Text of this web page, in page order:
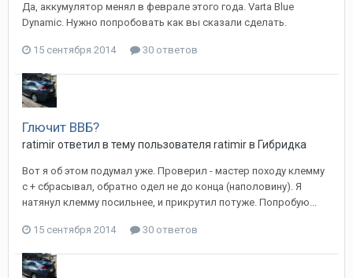
Да, аккумулятор менял в феврале этого года. Varta Blue
Dynamic. Нужно попробовать как вы сказали сделать.
15 сентября 2014 30 ответов
Глючит ВВБ?
ratimirответил в тему пользователя ratimirв Гибридка
Вот я об этом подумал уже. Проверил - мастер походу клемму
с + сбрасывал, обратно одел не до конца (наполовину). Я
натянул клемму посильнее, и прикрутил потуже. Попробую...
15 сентября 2014 30 ответов